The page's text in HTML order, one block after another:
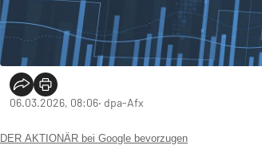
06.03.2026, 08:06‧ dpa-Afx
DER AKTIONÄR bei Google bevorzugen